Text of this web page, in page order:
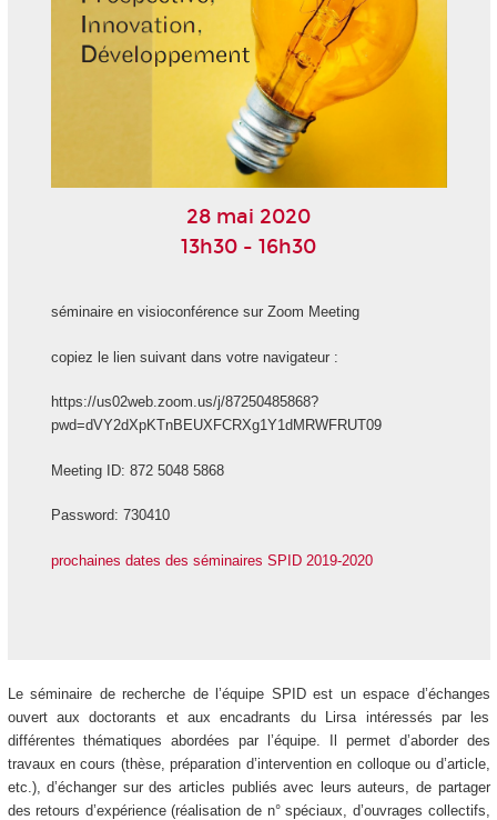
28 mai 2020
13h30 - 16h30
séminaire en visioconférence sur Zoom Meeting
copiez le lien suivant dans votre navigateur :
https://us02web.zoom.us/j/87250485868?
pwd=dVY2dXpKTnBEUXFCRXg1Y1dMRWFRUT09
Meeting ID: 872 5048 5868
Password: 730410
prochaines dates des séminaires SPID 2019-2020
Le séminaire de recherche de l’équipe SPID est un espace d’échanges
ouvert aux doctorants et aux encadrants du Lirsa intéressés par les
différentes thématiques abordées par l’équipe. Il permet d’aborder des
travaux en cours (thèse, préparation d’intervention en colloque ou d’article,
etc.), d’échanger sur des articles publiés avec leurs auteurs, de partager
des retours d’expérience (réalisation de n° spéciaux, d’ouvrages collectifs,